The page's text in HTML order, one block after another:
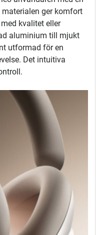
ger komfort
kvalitet eller
aluminium till mjukt
utformad för en
Det intuitiva